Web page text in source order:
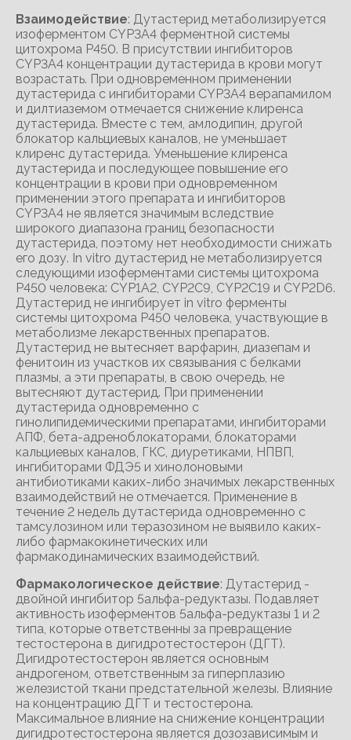
Взаимодействие: Дутастерид метаболизируется
изоферментом CYP3A4 ферментной системы
цитохрома Р450. В присутствии ингибиторов
CYP3A4 концентрации дутастерида в крови могут
возрастать. При одновременном применении
дутастерида с ингибиторами CYP3A4 верапамилом
и дилтиаземом отмечается снижение клиренса
дутастерида. Вместе с тем, амлодипин, другой
блокатор кальциевых каналов, не уменьшает
клиренс дутастерида. Уменьшение клиренса
дутастерида и последующее повышение его
концентрации в крови при одновременном
применении этого препарата и ингибиторов
CYP3A4 не является значимым вследствие
широкого диапазона границ безопасности
дутастерида, поэтому нет необходимости снижать
его дозу. In vitro дутастерид не метаболизируется
следующими изоферментами системы цитохрома
Р450 человека: CYP1A2, CYP2C9, CYP2C19 и CYP2D6.
Дутастерид не ингибирует in vitro ферменты
системы цитохрома Р450 человека, участвующие в
метаболизме лекарственных препаратов.
Дутастерид не вытесняет варфарин, диазепам и
фенитоин из участков их связывания с белками
плазмы, а эти препараты, в свою очередь, не
вытесняют дутастерид. При применении
дутастерида одновременно с
гинолипидемическими препаратами, ингибиторами
АПФ, бета-адреноблокаторами, блокаторами
кальциевых каналов, ГКС, диуретиками, НПВП,
ингибиторами ФДЭ5 и хинолоновыми
антибиотиками каких-либо значимых лекарственных
взаимодействий не отмечается. Применение в
течение 2 недель дутастерида одновременно с
тамсулозином или теразозином не выявило каких-
либо фармакокинетических или
фармакодинамических взаимодействий.
Фармакологическое действие: Дутастерид -
двойной ингибитор 5альфа-редуктазы. Подавляет
активность изоферментов 5альфа-редуктазы 1 и 2
типа, которые ответственны за превращение
тестостерона в дигидротестостерон (ДГТ).
Дигидротестостерон является основным
андрогеном, ответственным за гиперплазию
железистой ткани предстательной железы. Влияние
на концентрацию ДГТ и тестостерона.
Максимальное влияние на снижение концентрации
дигидротестостерона является дозозависимым и